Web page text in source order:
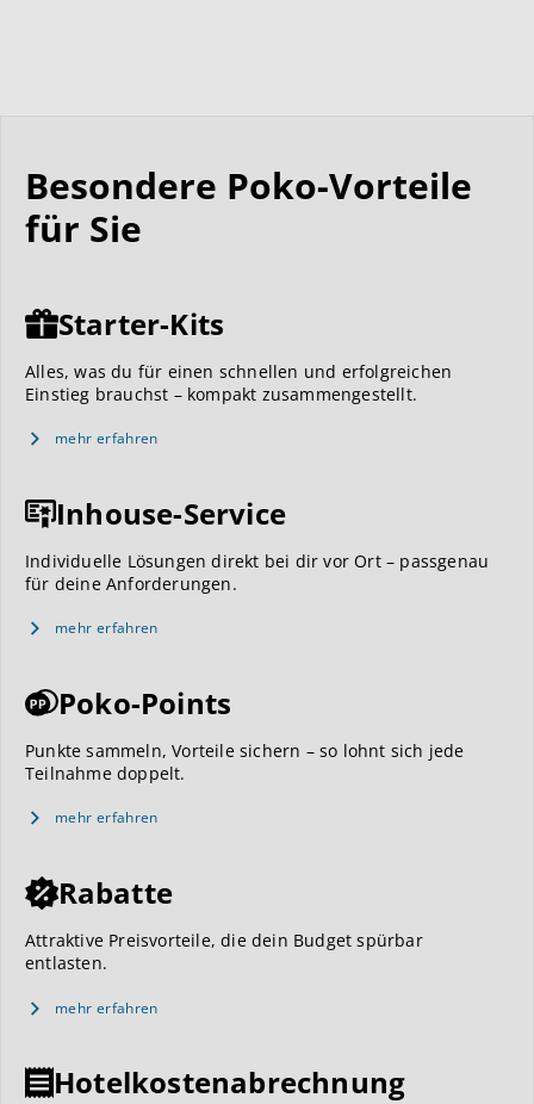
Besondere Poko-Vorteile
für Sie
Starter-Kits
Alles, was du für einen schnellen und erfolgreichen
Einstieg brauchst – kompakt zusammengestellt.
mehr erfahren
Inhouse-Service
Individuelle Lösungen direkt bei dir vor Ort – passgenau
für deine Anforderungen.
mehr erfahren
Poko-Points
Punkte sammeln, Vorteile sichern – so lohnt sich jede
Teilnahme doppelt.
mehr erfahren
Rabatte
Attraktive Preisvorteile, die dein Budget spürbar
entlasten.
mehr erfahren
Hotelkostenabrechnung